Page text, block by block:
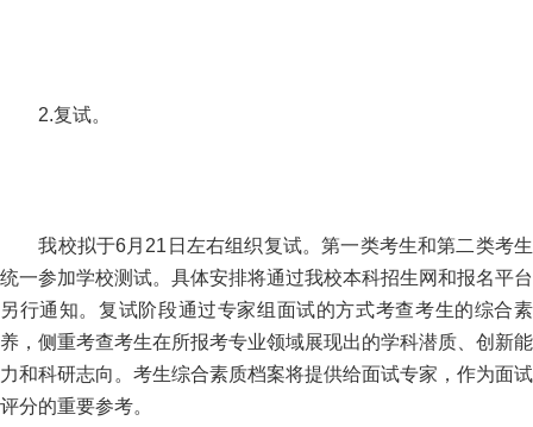
2.复试。
我校拟于6月21日左右组织复试。第一类考生和第二类考生
统一参加学校测试。具体安排将通过我校本科招生网和报名平台
另行通知。复试阶段通过专家组面试的方式考查考生的综合素
养，侧重考查考生在所报考专业领域展现出的学科潜质、创新能
力和科研志向。考生综合素质档案将提供给面试专家，作为面试
评分的重要参考。